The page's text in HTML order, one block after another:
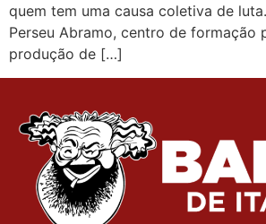
quem tem uma causa coletiva de
Perseu Abramo, centro de formação
produção de […]